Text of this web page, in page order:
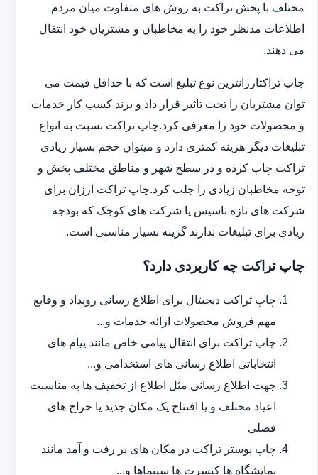
مختلف با پخش تراکت به روش های متفاوت میان مردم
اطلاعات مدنظر خود را به مخاطبان و مشتریان خود انتقال
می دهند.
چاپ تراکت‏ارزانترین نوع تبلیغ است که با حداقل قیمت می
توان مشتریان را تحت تاثیر قرار داد و برند کسب کار خدمات
و محصولات خود را معرفی کرد.چاپ تراکت نسبت به انواع
تبلیغات دیگر هزینه کمتری دارد و می‎توان حجم بسیار زیادی
تراکت چاپ کرده و در سطح شهر و مناطق مختلف پخش و
توجه مخاطبان زیادی را جلب کرد.چاپ تراکت ارزان برای
شرکت های تازه تاسیس یا شرکت های کوچک که بودجه
زیادی برای تبلیغات ندارند گزینه بسیار مناسبی است.
چاپ تراکت چه کاربردی دارد؟
چاپ تراکت دیجیتال برای اطلاع رسانی رویداد و وقایع
مهم فروش محصولات ارائه خدمات و...
چاپ تراکت برای انتقال پیامی خاص مانند پیام های
انتخاباتی اطلاع رسانی های استخدامی و...
جهت اطلاع رسانی مثل اطلاع از تخفیف ها به مناسبت
اعیاد مختلف و یا افتتاح یک مکان جدید یا حراج های
فصلی
چاپ پوستر تراکت در مکان های پر رفت و آمد مانند
نمایشگاه ها کنسرت ها سینماها و...